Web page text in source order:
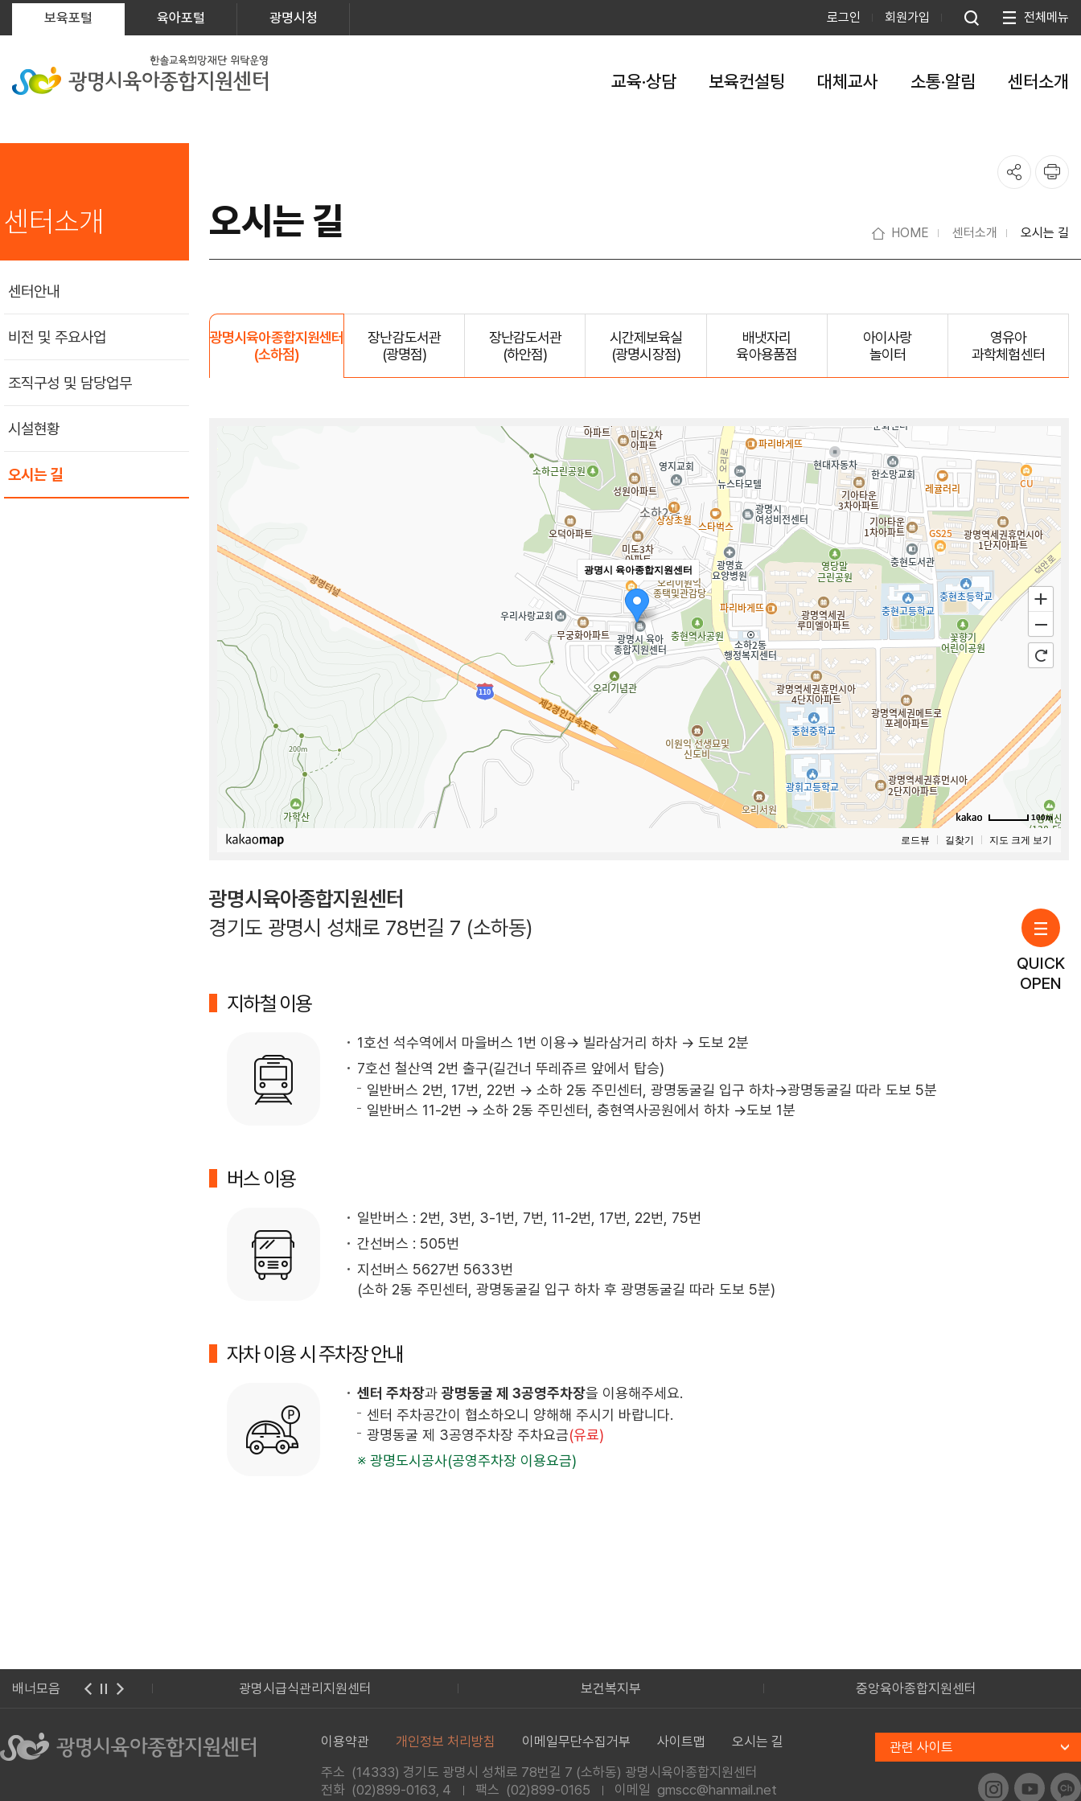
보육포털 육아포털 광명시청 로그인 회원가입 전체메뉴
교육·상담 보육컨설팅 대체교사 소통·알림 센터소개
센터소개
센터안내
비전 및 주요사업
조직구성 및 담당업무
시설현황
오시는 길
오시는 길 HOME 센터소개 오시는 길
광명시육아종합지원센터
(소하점)
장난감도서관
(광명점)
장난감도서관
(하안점)
시간제보육실
(광명시장점)
배냇자리
육아용품점
아이사랑
놀이터
영유아
과학체험센터
광명시 육아종합지원센터
100m
로드뷰 길찾기 지도 크게 보기
광명시육아종합지원센터
경기도 광명시 성채로 78번길 7 (소하동)
지하철 이용
1호선 석수역에서 마을버스 1번 이용→ 빌라삼거리 하차 → 도보 2분
7호선 철산역 2번 출구(길건너 뚜레쥬르 앞에서 탑승)
일반버스 2번, 17번, 22번 → 소하 2동 주민센터, 광명동굴길 입구 하차→광명동굴길 따라 도보 5분
일반버스 11-2번 → 소하 2동 주민센터, 충현역사공원에서 하차 →도보 1분
버스 이용
일반버스 : 2번, 3번, 3-1번, 7번, 11-2번, 17번, 22번, 75번
간선버스 : 505번
지선버스 5627번 5633번
(소하 2동 주민센터, 광명동굴길 입구 하차 후 광명동굴길 따라 도보 5분)
자차 이용 시 주차장 안내
센터 주차장과 광명동굴 제 3공영주차장을 이용해주세요.
센터 주차공간이 협소하오니 양해해 주시기 바랍니다.
광명동굴 제 3공영주차장 주차요금(유료)
※ 광명도시공사(공영주차장 이용요금)
QUICK
OPEN
배너모음
털 아이사랑 광명시급식관리지원센터 보건복지부 중앙육아종합지원센터
이용약관 개인정보 처리방침 이메일무단수집거부 사이트맵
오시는 길
주소 (14333) 경기도 광명시 성채로 78번길 7 (소하동) 광명시육아종합지원센터
전화 (02)899-0163, 4 팩스 (02)899-0165 이메일 gmscc@hanmail.net
관련 사이트